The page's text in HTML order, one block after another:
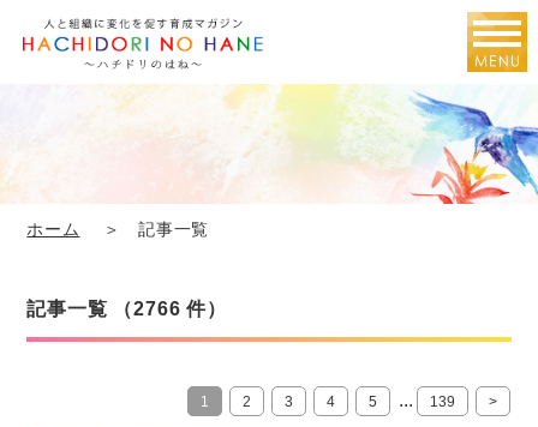
ホーム ＞ 記事一覧
記事一覧 （2766 件）
1 2 3 4 5 ... 139 >